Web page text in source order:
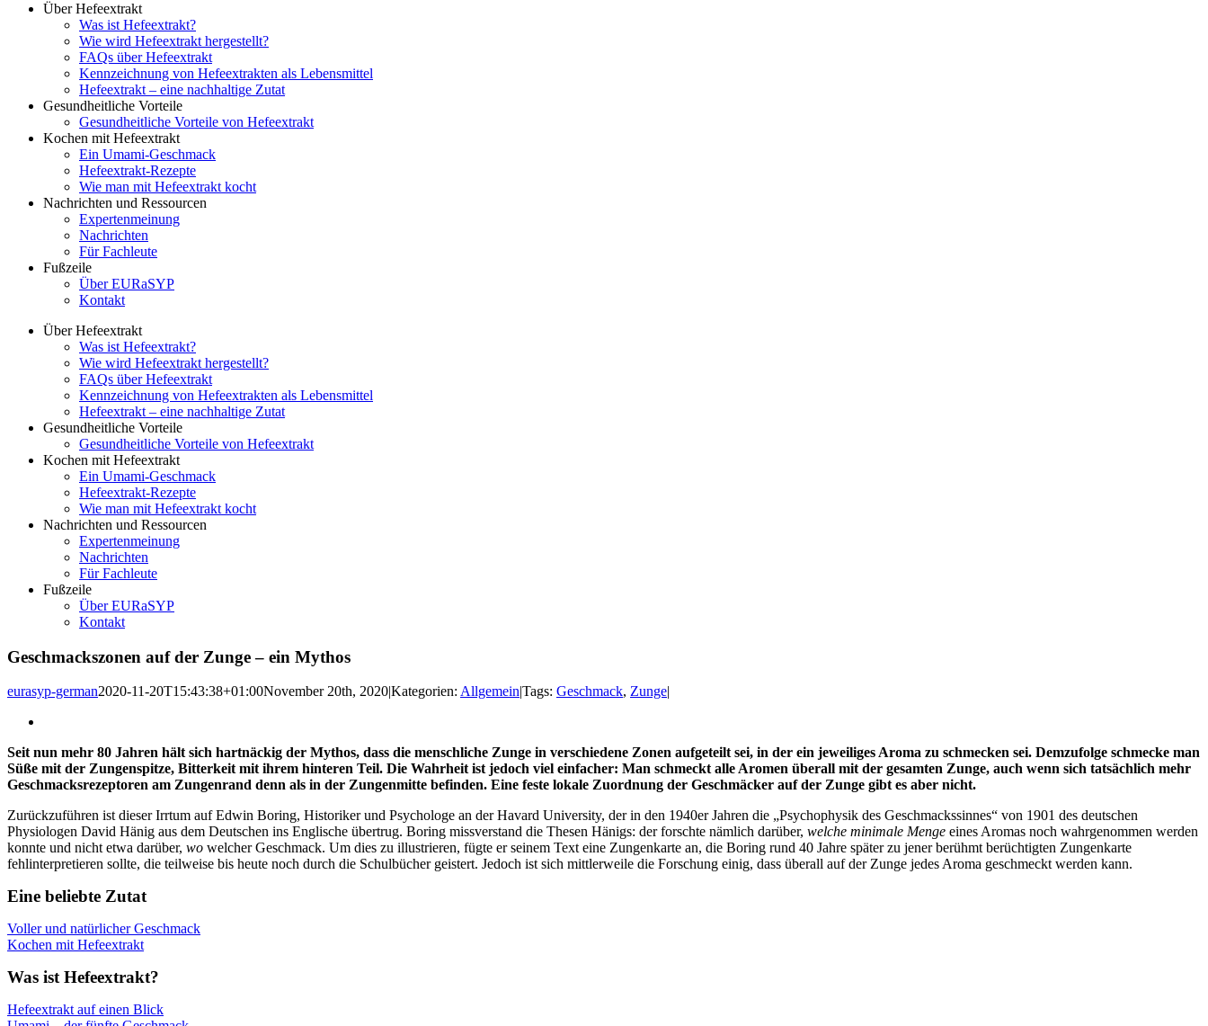
Über Hefeextrakt
Was ist Hefeextrakt?
Wie wird Hefeextrakt hergestellt?
FAQs über Hefeextrakt
Kennzeichnung von Hefeextrakten als Lebensmittel
Hefeextrakt – eine nachhaltige Zutat
Gesundheitliche Vorteile
Gesundheitliche Vorteile von Hefeextrakt
Kochen mit Hefeextrakt
Ein Umami-Geschmack
Hefeextrakt-Rezepte
Wie man mit Hefeextrakt kocht
Nachrichten und Ressourcen
Expertenmeinung
Nachrichten
Für Fachleute
Fußzeile
Über EURaSYP
Kontakt
Über Hefeextrakt
Was ist Hefeextrakt?
Wie wird Hefeextrakt hergestellt?
FAQs über Hefeextrakt
Kennzeichnung von Hefeextrakten als Lebensmittel
Hefeextrakt – eine nachhaltige Zutat
Gesundheitliche Vorteile
Gesundheitliche Vorteile von Hefeextrakt
Kochen mit Hefeextrakt
Ein Umami-Geschmack
Hefeextrakt-Rezepte
Wie man mit Hefeextrakt kocht
Nachrichten und Ressourcen
Expertenmeinung
Nachrichten
Für Fachleute
Fußzeile
Über EURaSYP
Kontakt
Geschmackszonen auf der Zunge – ein Mythos
eurasyp-german2020-11-20T15:43:38+01:00November 20th, 2020|Kategorien: Allgemein|Tags: Geschmack, Zunge|
Seitnun mehr 80 Jahren hält sich hartnäckig der Mythos, dass die menschliche Zunge in verschiedene Zonen aufgeteilt sei, in der ein jeweiliges Aroma zu schmecken sei. Demzufolge schmecke man
Süße mit der Zungenspitze, Bitterkeit mit ihrem hinteren Teil. Die Wahrheit ist jedoch viel einfacher: Man schmeckt alle Aromen überall mit der gesamten Zunge, auch wenn sich tatsächlich mehr
Geschmacksrezeptoren am Zungenrand denn als in der Zungenmitte befinden. Eine feste lokale Zuordnung der Geschmäcker auf der Zunge gibt es aber nicht.
Zurückzuführen ist dieser Irrtum auf Edwin Boring, Historiker und Psychologe an derHavard University, der in den 1940er Jahren die „Psychophysik des Geschmackssinnes“ von 1901 des deutschen
Physiologen David Hänig aus dem Deutschen ins Englische übertrug. Boring missverstand die Thesen Hänigs: der forschte nämlich darüber, welche minimale Menge eines Aromas noch wahrgenommen werden
konnte und nicht etwa darüber, wo welcher Geschmack. Um dies zu illustrieren, fügte er seinem Text eine Zungenkarte an, die Boring rund 40 Jahre später zu jener berühmt berüchtigten Zungenkarte
fehlinterpretieren sollte, die teilweise bis heute noch durch die Schulbücher geistert. Jedoch ist sich mittlerweile die Forschung einig, dass überall auf der Zunge jedes Aroma geschmeckt werden kann.
Eine beliebte Zutat
Voller und natürlicher Geschmack
Kochen mit Hefeextrakt
Was ist Hefeextrakt?
Hefeextrakt auf einen Blick